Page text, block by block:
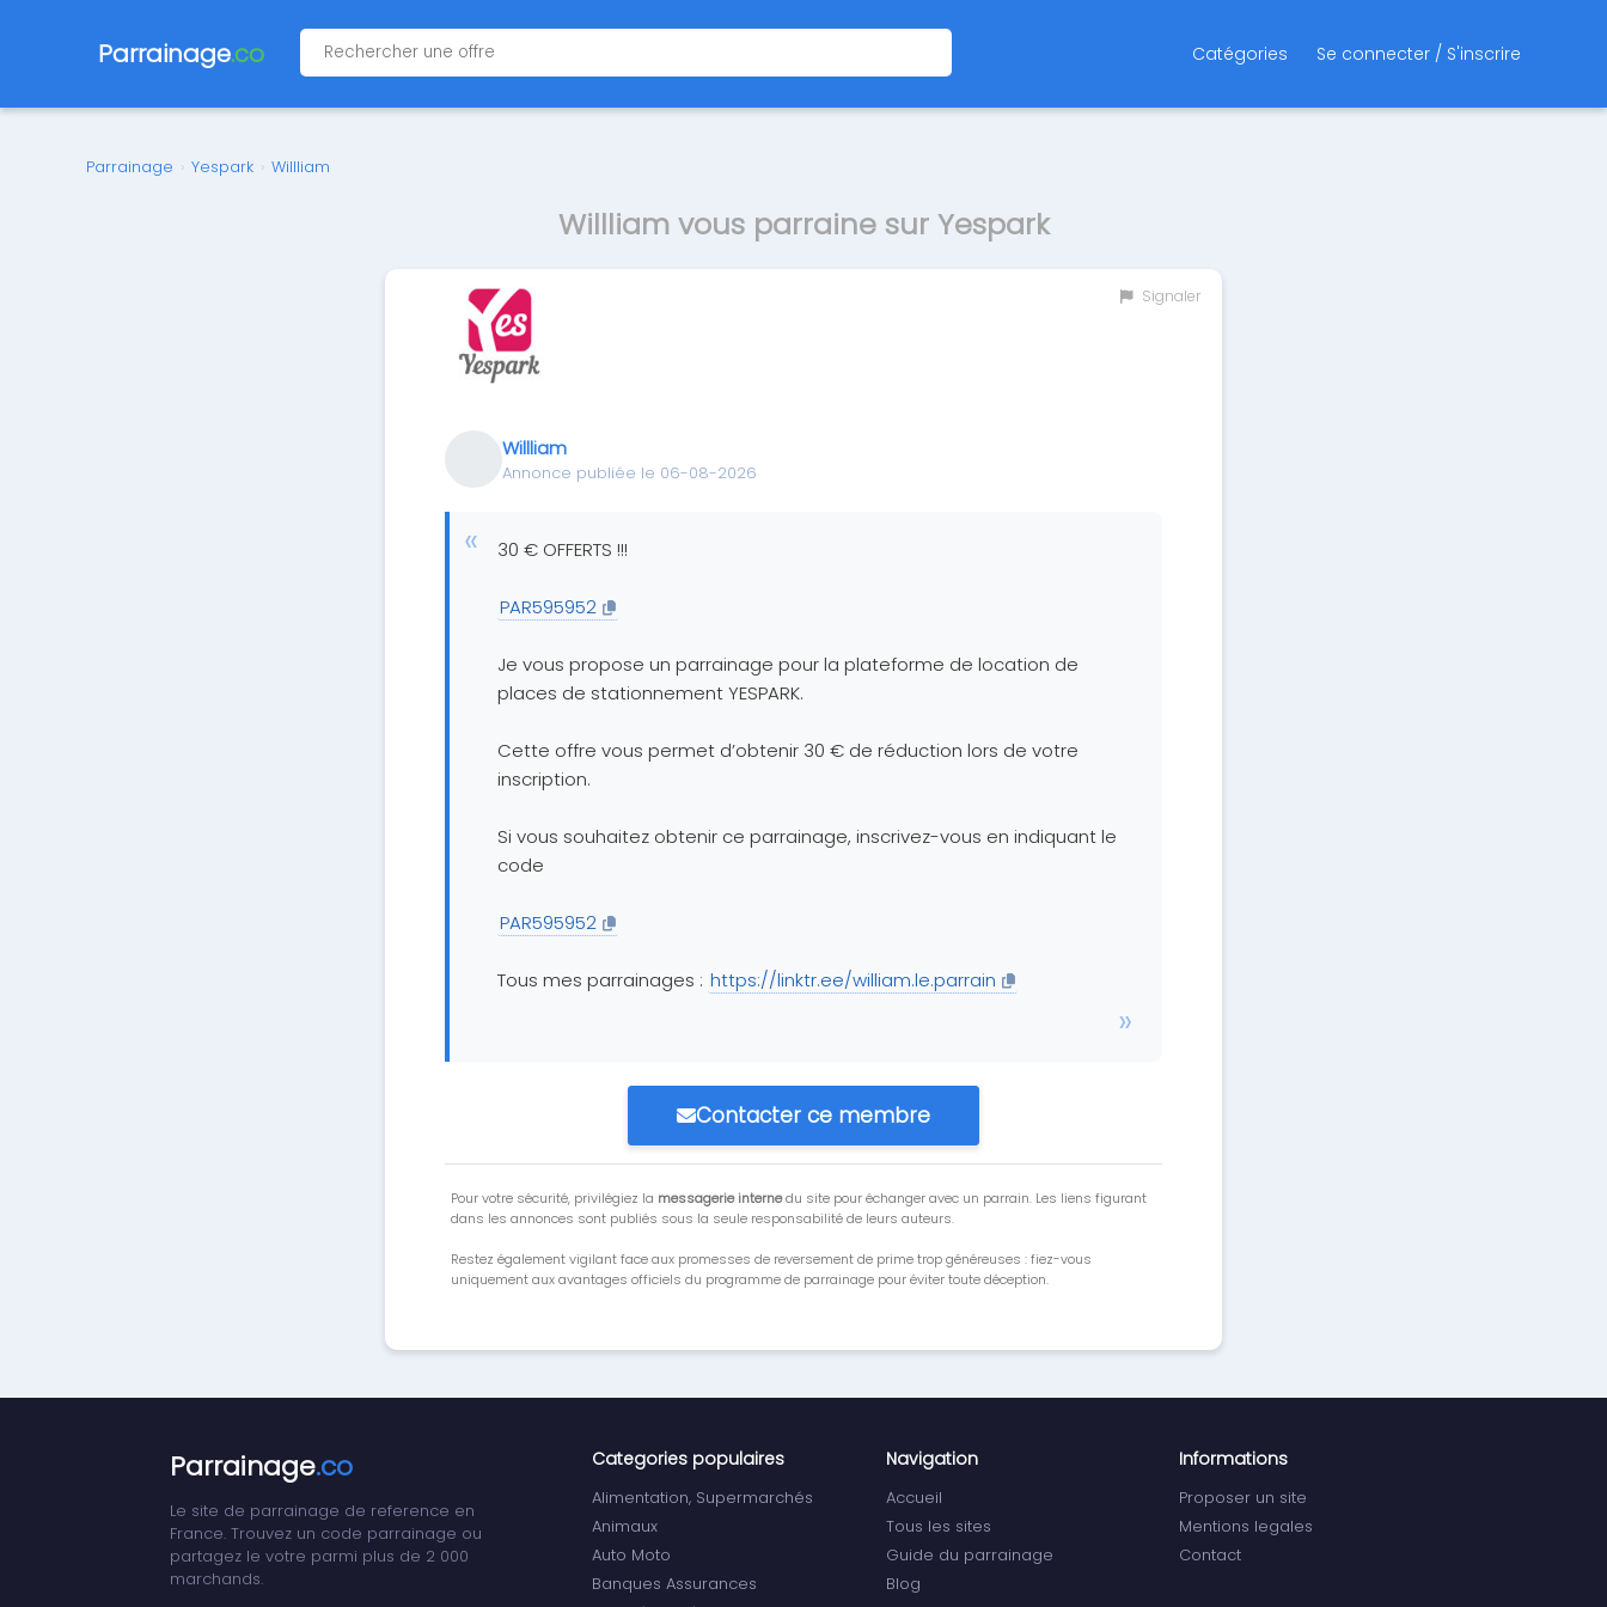
Parrainage.co Catégories Se connecter / S'inscrire
Parrainage › Yespark › Willliam
Willliam vous parraine sur Yespark
Signaler
Willliam
Annonce publiée le 06-08-2026
30 € OFFERTS !!!
PAR595952
Je vous propose un parrainage pour la plateforme de location de
places de stationnement YESPARK.
Cette offre vous permet d’obtenir 30 € de réduction lors de votre
inscription.
Si vous souhaitez obtenir ce parrainage, inscrivez-vous en indiquant le
code
PAR595952
Tous mes parrainages : https://linktr.ee/william.le.parrain
Contacter ce membre
Pour votre sécurité, privilégiez la messagerie internedu site pour échanger avec un parrain. Les liens figurant
dans les annonces sont publiés sous la seule responsabilité de leurs auteurs.
Restez également vigilant face aux promesses de reversement de prime trop généreuses : fiez-vous
uniquement aux avantages officiels du programme de parrainage pour éviter toute déception.
Parrainage.co
Le site de parrainage de reference en
France. Trouvez un code parrainage ou
partagez le votre parmi plus de 2 000
marchands.
Categories populaires
Alimentation, Supermarchés
Animaux
Auto Moto
Banques Assurances
Navigation
Accueil
Tous les sites
Guide du parrainage
Blog
Informations
Proposer un site
Mentions legales
Contact